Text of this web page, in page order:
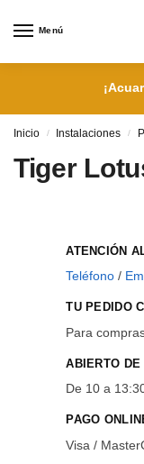
Menú
Inicio / Instalaciones /
Tiger
ATENCIÓN
Teléfono /
TU PEDIDO
Para
ABIERTO
De 10 a
PAGO
Visa /